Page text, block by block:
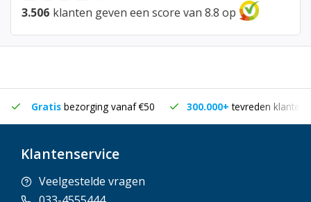
3.506 klanten geven een score van 8.8 op
Gratis bezorging vanaf €50 300.000+tevreden klanten
Klantenservice
Veelgestelde vragen